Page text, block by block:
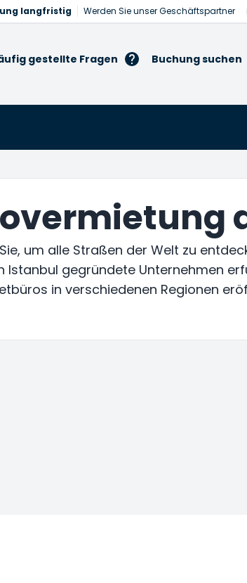
langfristig Werden Sie unser Geschäftspartner
gestellte Fragen Buchung suchen
um alle Straßen der Welt zu
Istanbul gegründete Unternehmen
in verschiedenen Regionen